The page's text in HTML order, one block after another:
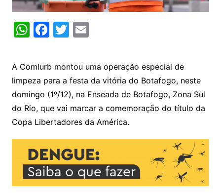
W
at
s
A
p
p
F
c
e
b
o
o
k
T
itt
er
E
ai
l
A Comlurb montou uma operação especial de
limpeza para a festa da vitória do Botafogo, neste
domingo (1º/12), na Enseada de Botafogo, Zona Sul
do Rio, que vai marcar a comemoração do título da
Copa Libertadores da América.